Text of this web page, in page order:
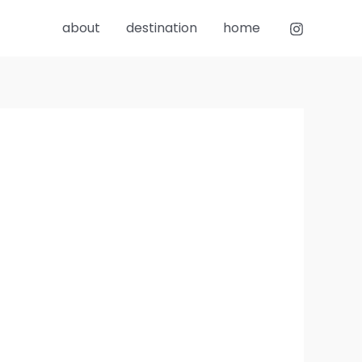
about destination home